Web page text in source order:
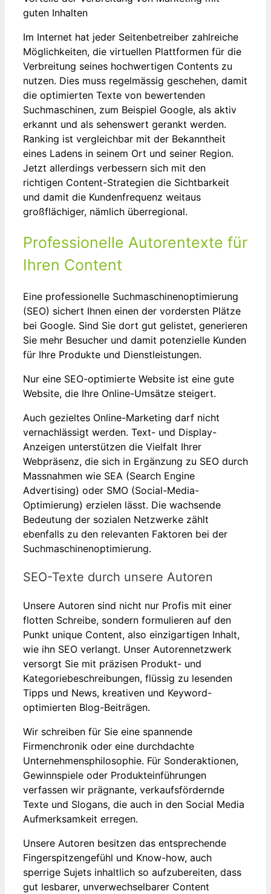
guten Inhalten
Im Internet hat jeder Seitenbetreiber zahlreiche
Möglichkeiten, die virtuellen Plattformen für die
Verbreitung seines hochwertigen Contents zu
nutzen. Dies muss regelmässig geschehen, damit
die optimierten Texte von bewertenden
Suchmaschinen, zum Beispiel Google, als aktiv
erkannt und als sehenswert gerankt werden.
Ranking ist vergleichbar mit der Bekanntheit
eines Ladens in seinem Ort und seiner Region.
Jetzt allerdings verbessern sich mit den
richtigen Content-Strategien die Sichtbarkeit
und damit die Kundenfrequenz weitaus
großflächiger, nämlich überregional.
Professionelle Autorentexte für
Ihren Content
Eine professionelle Suchmaschinenoptimierung
(SEO) sichert Ihnen einen der vordersten Plätze
bei Google. Sind Sie dort gut gelistet, generieren
Sie mehr Besucher und damit potenzielle Kunden
für Ihre Produkte und Dienstleistungen.
Nur eine SEO-optimierte Website ist eine gute
Website, die Ihre Online-Umsätze steigert.
Auch gezieltes Online-Marketing darf nicht
vernachlässigt werden. Text- und Display-
Anzeigen unterstützen die Vielfalt Ihrer
Webpräsenz, die sich in Ergänzung zu SEO durch
Massnahmen wie SEA (Search Engine
Advertising) oder SMO (Social-Media-
Optimierung) erzielen lässt. Die wachsende
Bedeutung der sozialen Netzwerke zählt
ebenfalls zu den relevanten Faktoren bei der
Suchmaschinenoptimierung.
SEO-Texte durch unsere Autoren
Unsere Autoren sind nicht nur Profis mit einer
flotten Schreibe, sondern formulieren auf den
Punkt unique Content, also einzigartigen Inhalt,
wie ihn SEO verlangt. Unser Autorennetzwerk
versorgt Sie mit präzisen Produkt- und
Kategoriebeschreibungen, flüssig zu lesenden
Tipps und News, kreativen und Keyword-
optimierten Blog-Beiträgen.
Wir schreiben für Sie eine spannende
Firmenchronik oder eine durchdachte
Unternehmensphilosophie. Für Sonderaktionen,
Gewinnspiele oder Produkteinführungen
verfassen wir prägnante, verkaufsfördernde
Texte und Slogans, die auch in den Social Media
Aufmerksamkeit erregen.
Unsere Autoren besitzen das entsprechende
Fingerspitzengefühl und Know-how, auch
sperrige Sujets inhaltlich so aufzubereiten, dass
gut lesbarer, unverwechselbarer Content